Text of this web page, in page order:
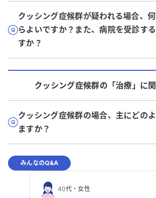
クッシング症候群が疑われる場合、
らよいですか？また、病院を受診す
すか？
クッシング症候群の「治療 」に
クッシング症候群の場合、主にどの
ますか？
みんなのQ&A
40代・女性